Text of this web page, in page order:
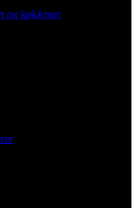
og køkkenet